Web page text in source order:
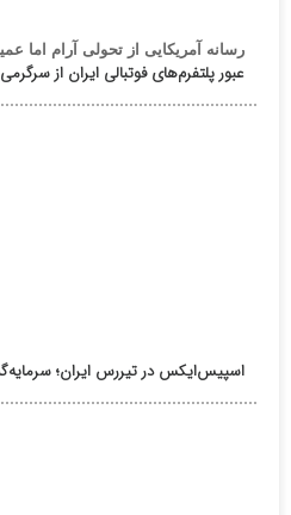
رسانه آمریکایی از تحولی آرام اما
عبور پلتفرم‌های فوتبالی ایران از
اسپیس‌ایکس در تیررس ایران؛